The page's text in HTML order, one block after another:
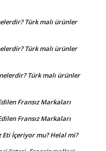
Türk malı ürünler
Türk malı ürünler
Türk malı ürünler
Fransız Markaları
Fransız Markaları
Eti İçeriyor mu? Helal mi?